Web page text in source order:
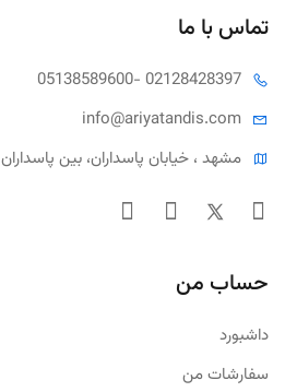
تماس با ما
05138589600- 02128428397
info@ariyatandis.com
مشهد ، خیابان پاسداران، بین پاسداران ۴ و ۶، ساختمان ۸۸
حساب من
داشبورد
سفارشات من